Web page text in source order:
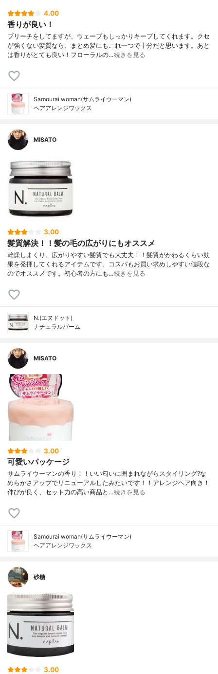
4.00
香りが良い！
ブリーチをしてますが、ウェーブもしっかりキープしてくれます。クセ
が強くない髪質なら、まとめ髪にもこれ一つで十分だと思います。あと
は香りがとても良い！フローラルの…続きを見る
Samourai woman(サムライウーマン)
ヘアアレンジワックス
MISATO
3.00
髪質解決！！髪の毛の広がりにもオススメ
乾燥しまくり、広がりやすい髪質でも大丈夫！！髪質がかわるくらい効
果を発揮してくれるアイテムです。コスパもお買い求めしやすい値段な
のでオススメです。初心者の方にも…続きを見る
N.(エヌドット)
ナチュラルバーム
MISATO
3.00
可愛いパッケージ
サムライウーマンの香り！！いい匂いに囲まれながらスタイリング?な
めらかさアップでリニューアルしたみたいです！！アレンジヘア向き！
伸びが良く、セット力の高い商品と…続きを見る
Samourai woman(サムライウーマン)
ヘアアレンジワックス
砂糖
3.00